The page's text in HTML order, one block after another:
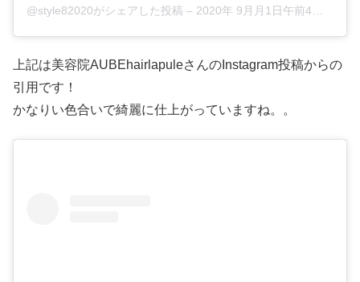
@style82020がシェアした投稿 – 2020年 9月月1日午前4時40分PDT
上記は美容院AUBEhairlapuleさんのInstagram投稿からの
引用です！
かなりい色合いで綺麗に仕上がっていますね。。